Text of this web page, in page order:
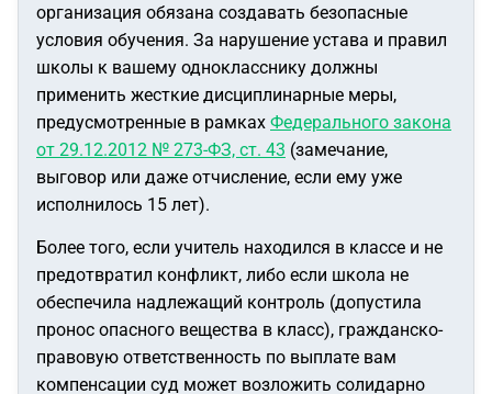
организация обязана создавать безопасные
условия обучения. За нарушение устава и правил
школы к вашему однокласснику должны
применить жесткие дисциплинарные меры,
предусмотренные в рамках Федерального закона
от 29.12.2012 № 273-ФЗ, ст. 43 (замечание,
выговор или даже отчисление, если ему уже
исполнилось 15 лет).
Более того, если учитель находился в классе и не
предотвратил конфликт, либо если школа не
обеспечила надлежащий контроль (допустила
пронос опасного вещества в класс), гражданско-
правовую ответственность по выплате вам
компенсации суд может возложить солидарно